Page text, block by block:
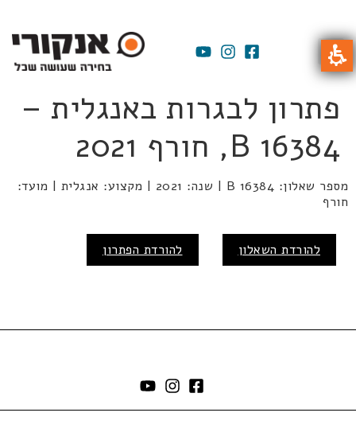
פתרון לבגרות באנגלית –
B 16384, חורף 2021
מספר שאלון: B 16384 | שנה: 2021 | מקצוע: אנגלית | מועד:
חורף
להורדת השאלון להורדת הפתרון